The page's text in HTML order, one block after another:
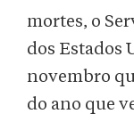
mortes, o
dos Estados
novembro
do ano que